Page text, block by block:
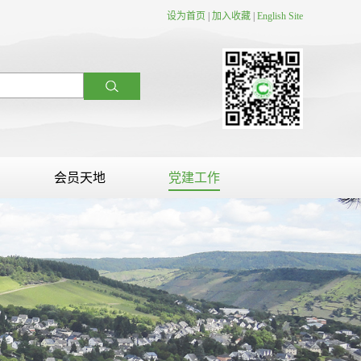
设为首页 加入收藏 English Site
会员天地 党建工作